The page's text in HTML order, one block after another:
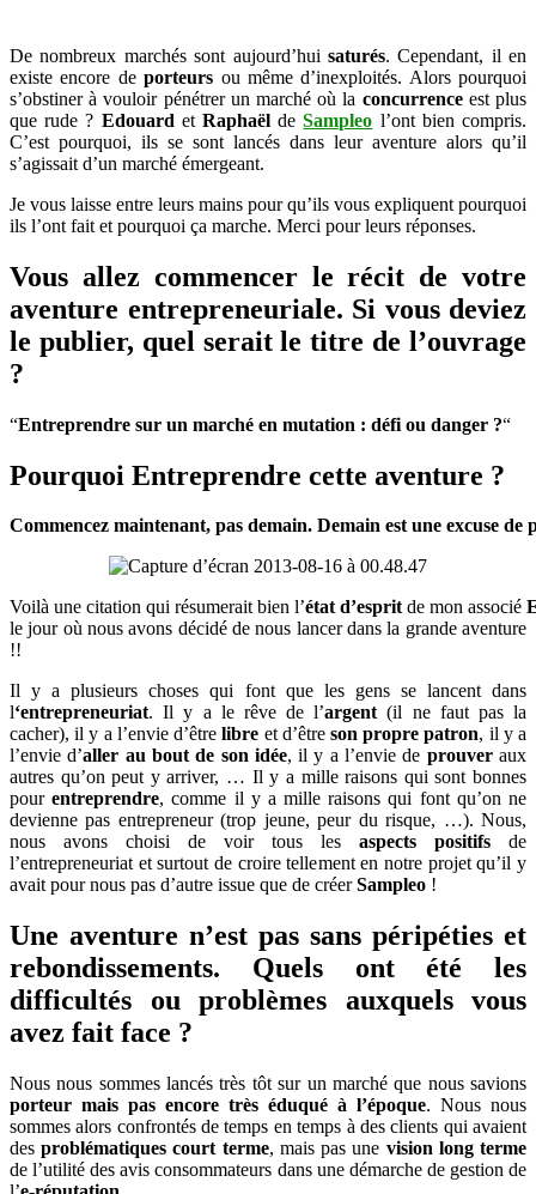
marché
en
mutation
:
défi
?
De nombreux marchés sont aujourd’hui saturés. Cependant, il en
existe encore deporteurs ou même d’inexploités. Alors pourquoi
s’obstiner à vouloir pénétrer un marché où la concurrenceest plus
que rude ? Edouard etRaphaël deSampleo l’ont bien compris.
C’est pourquoi, ils se sont lancés dans leur aventure alors qu’il
s’agissait d’un marché émergeant.
Je vous laisse entre leurs mains pour qu’ils vous expliquent pourquoi
ils l’ont fait et pourquoi ça marche. Merci pour leurs réponses.
Vous allez commencer le récit de votre
aventure entrepreneuriale. Si vous deviez
le publier, quel serait le titre de l’ouvrage
?
“Entreprendre sur un marché en mutation : défi ou danger ?“
Pourquoi Entreprendre cette aventure ?
Commencez maintenant, pas demain. Demain est une excuse
Voilà une citation qui résumerait bien l’état d’espritde mon associé
le jour où nous avons décidé de nous lancer dans la grande aventure
!!
Il y a plusieurs choses qui font que les gens se lancent dans
l‘entrepreneuriat. Il y a le rêve de l’argent(il ne faut pas la
cacher), il y a l’envie d’êtrelibre et d’être son propre patron, il y a
l’envie d’aller au bout de son idée, il y a l’envie de prouveraux
autres qu’on peut y arriver, … Il y a mille raisons qui sont bonnes
pourentreprendre, comme il y a mille raisons qui font qu’on ne
devienne pas entrepreneur (trop jeune, peur du risque, …). Nous,
nous avons choisi de voir tous les aspects positifs de
l’entrepreneuriat et surtout de croire tellement en notre projet qu’il y
avait pour nous pas d’autre issue que de créerSampleo !
Une aventure n’est pas sans péripéties et
rebondissements. Quels ont été les
difficultés ou problèmes auxquels vous
avez fait face ?
Nous nous sommes lancés très tôt sur un marché que nous savions
porteur mais pas encore très éduqué à l’époque. Nous nous
sommes alors confrontés de temps en temps à des clients qui avaient
desproblématiques court terme, mais pas une vision long terme
de l’utilité des avis consommateurs dans une démarche de gestion de